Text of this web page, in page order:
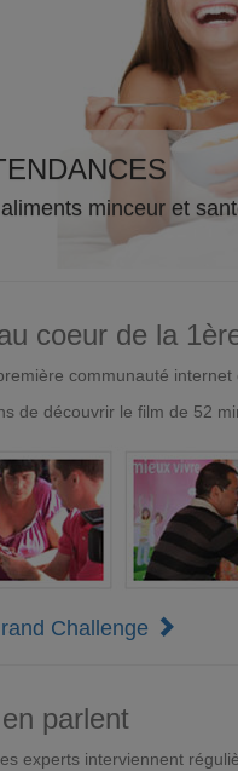
minceur et
coeur de la
communauté
de découvrir le film de 52
Challenge
parlent
experts interviennent